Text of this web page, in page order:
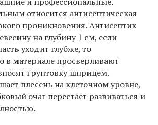
относится антисептическая
проникновения. Антисептик
на глубину 1 см, если
уходит глубже, то
в материале просверливают
грунтовку шприцем.
плесень на клеточном уровне,
очаг перестает развиваться и